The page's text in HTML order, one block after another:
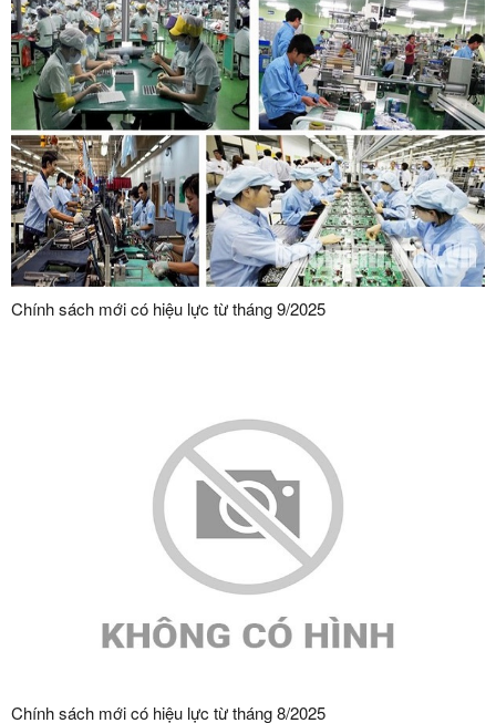
Chính sách mới có hiệu lực từ tháng 9/2025
Chính sách mới có hiệu lực từ tháng 8/2025